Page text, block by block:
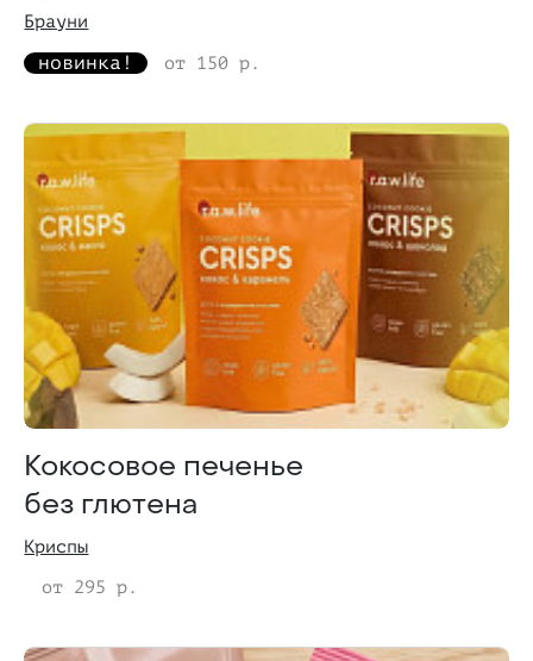
Брауни
новинка! от 150 р.
Кокосовое печенье
без глютена
Криспы
от 295 р.